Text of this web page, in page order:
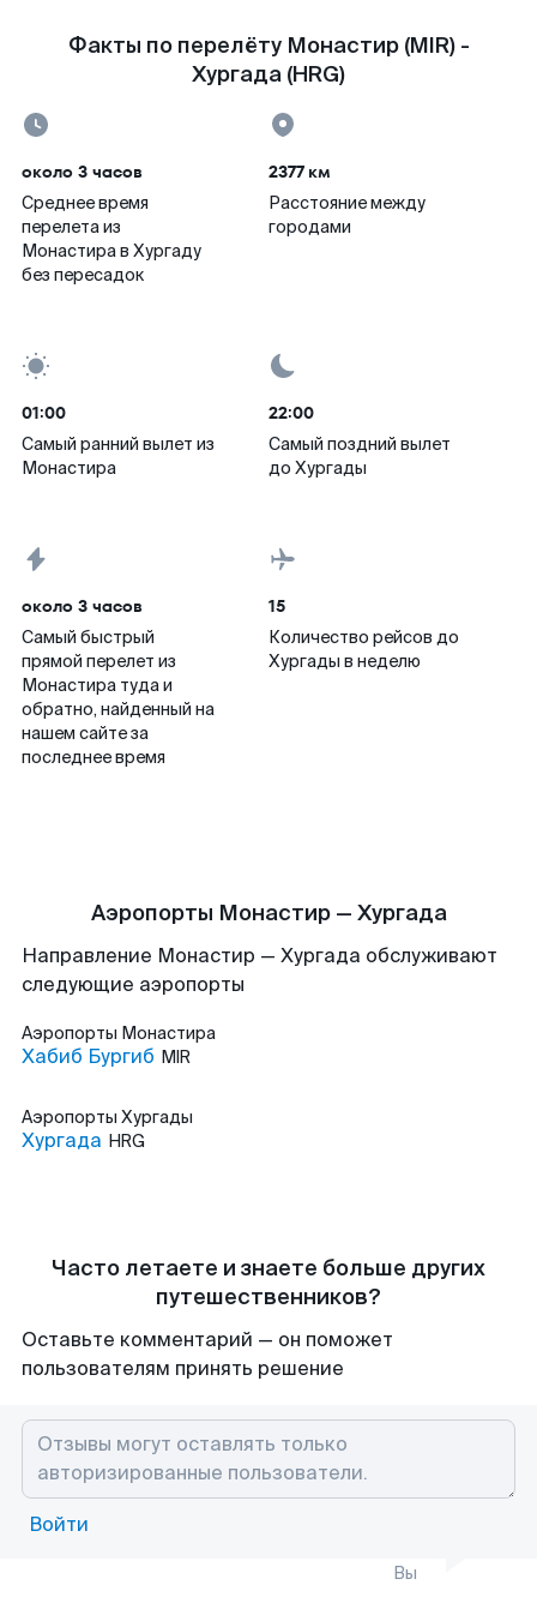
Факты по перелёту Монастир (MIR) -
Хургада (HRG)
около 3 часов
Среднее время
перелета из
Монастира в Хургаду
без пересадок
2377 км
Расстояние между
городами
01:00
Самый ранний вылет из
Монастира
22:00
Самый поздний вылет
до Хургады
около 3 часов
Самый быстрый
прямой перелет из
Монастира туда и
обратно, найденный на
нашем сайте за
последнее время
15
Количество рейсов до
Хургады в неделю
Аэропорты Монастир — Хургада
Направление Монастир — Хургада обслуживают
следующие аэропорты
Аэропорты Монастира
Хабиб Бургиб MIR
Аэропорты Хургады
Хургада HRG
Часто летаете и знаете больше других
путешественников?
Оставьте комментарий — он поможет
пользователям принять решение
Войти
Вы